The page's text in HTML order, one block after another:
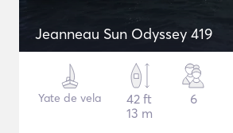
Jeanneau Sun Odyssey 419
Yate de vela
42 ft
13 m
6